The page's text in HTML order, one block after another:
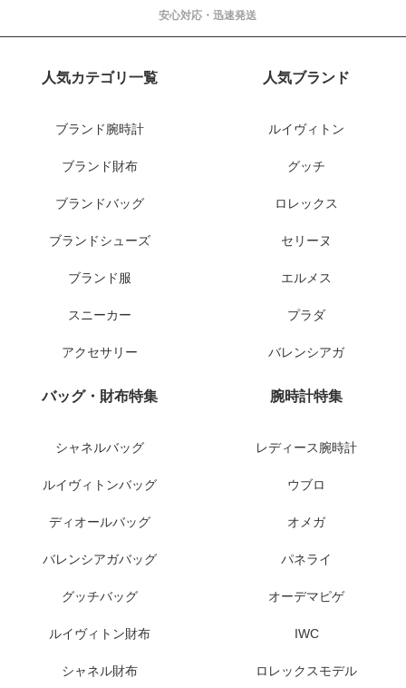
安心対応・迅速発送
人気カテゴリ一覧
ブランド腕時計
ブランド財布
ブランドバッグ
ブランドシューズ
ブランド服
スニーカー
アクセサリー
人気ブランド
ルイヴィトン
グッチ
ロレックス
セリーヌ
エルメス
プラダ
バレンシアガ
バッグ・財布特集
シャネルバッグ
ルイヴィトンバッグ
ディオールバッグ
バレンシアガバッグ
グッチバッグ
ルイヴィトン財布
シャネル財布
腕時計特集
レディース腕時計
ウブロ
オメガ
パネライ
オーデマピゲ
IWC
ロレックスモデル